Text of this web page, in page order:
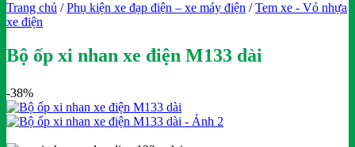
Trang chủ / Phụ kiện xe đạp điện – xe máy điện / Tem xe - Vỏ nhựa
xe điện
Bộ ốp xi nhan xe điện M133 dài
-38%